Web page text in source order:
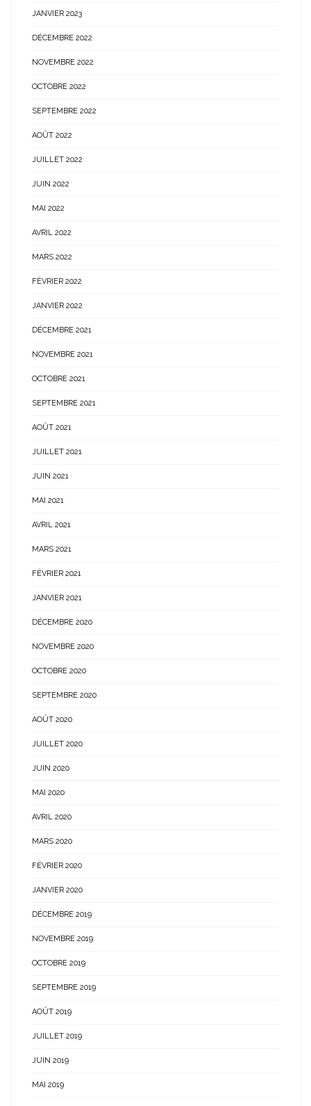
JANVIER 2023
DÉCEMBRE 2022
NOVEMBRE 2022
OCTOBRE 2022
SEPTEMBRE 2022
AOÛT 2022
JUILLET 2022
JUIN 2022
MAI 2022
AVRIL 2022
MARS 2022
FÉVRIER 2022
JANVIER 2022
DÉCEMBRE 2021
NOVEMBRE 2021
OCTOBRE 2021
SEPTEMBRE 2021
AOÛT 2021
JUILLET 2021
JUIN 2021
MAI 2021
AVRIL 2021
MARS 2021
FÉVRIER 2021
JANVIER 2021
DÉCEMBRE 2020
NOVEMBRE 2020
OCTOBRE 2020
SEPTEMBRE 2020
AOÛT 2020
JUILLET 2020
JUIN 2020
MAI 2020
AVRIL 2020
MARS 2020
FÉVRIER 2020
JANVIER 2020
DÉCEMBRE 2019
NOVEMBRE 2019
OCTOBRE 2019
SEPTEMBRE 2019
AOÛT 2019
JUILLET 2019
JUIN 2019
MAI 2019